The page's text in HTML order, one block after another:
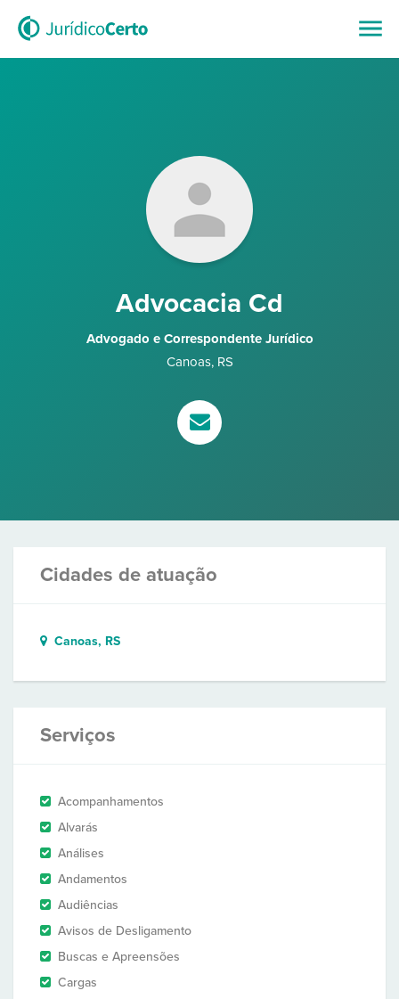
Advocacia Cd
Advogado e Correspondente Jurídico
Canoas, RS
Cidades de atuação
Canoas, RS
Serviços
Acompanhamentos
Alvarás
Análises
Andamentos
Audiências
Avisos de Desligamento
Buscas e Apreensões
Cargas